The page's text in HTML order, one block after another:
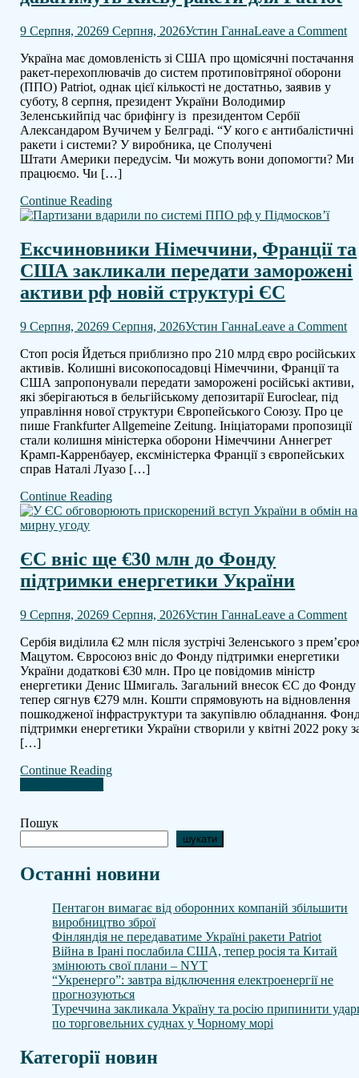
9 Серпня, 20269 Серпня, 2026Устин ГаннаLeave a Commenton
Україна має домовленість зі США про щомісячні постачання
ракет-перехоплювачів до систем протиповітряної оборони
(ППО) Patriot, однак цієї кількості не достатньо, заявив у
суботу, 8 серпня, президент України Володимир
Зеленськийпід час брифінгу із президентом Сербії
Александаром Вучичем у Белграді. “У кого є антибалістичні
ракети і системи? У виробника, це Сполучені
Штати Америки передусім. Чи можуть вони допомогти? Ми
працюємо. Чи […]
Continue Reading
Ексчиновники Німеччини, Франції та
США закликали передати заморожені
активи рф новій структурі ЄС
9 Серпня, 20269 Серпня, 2026Устин ГаннаLeave a Commenton
та
Стоп росія Йдеться приблизно про 210 млрд євро російських
активів. Колишні високопосадовці Німеччини, Франції та
США запропонували передати заморожені російські активи,
які зберігаються в бельгійському депозитарії Euroclear, під
управління нової структури Європейського Союзу. Про це
пише Frankfurter Allgemeine Zeitung. Ініціаторами пропозиції
стали колишня міністерка оборони Німеччини Аннегрет
Крамп-Карренбауер, ексміністерка Франції з європейських
справ Наталі Луазо […]
Continue Reading
ЄС вніс ще €30 млн до Фонду
підтримки енергетики України
9 Серпня, 20269 Серпня, 2026Устин ГаннаLeave a Commenton
до
Сербія виділила €2 млн після зустрічі Зеленського з
Мацутом. Євросоюз вніс до Фонду підтримки енергетики
України додаткові €30 млн. Про це повідомив міністр
енергетики Денис Шмигаль. Загальний внесок ЄС до Фонду
тепер сягнув €279 млн. Кошти спрямовують на відновлення
пошкодженої інфраструктури та закупівлю обладнання.
підтримки енергетики України створили у квітні 2022 року
[…]
Continue Reading
Навігація
записами
Пошук
шукати
Останні новини
Пентагон вимагає від оборонних компаній збільшити
виробництво зброї
Фінляндія не передаватиме Україні ракети Patriot
Війна в Ірані послабила США, тепер росія та Китай
змінюють свої плани – NYT
“Укренерго”: завтра відключення електроенергії не
прогнозуються
Туреччина закликала Україну та росію припинити
по торговельних суднах у Чорному морі
Категорії новин